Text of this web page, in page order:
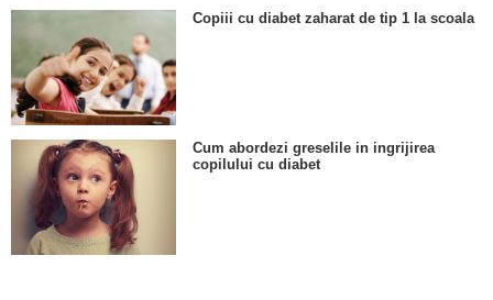
Copiii cu diabet zaharat de tip 1 la scoala
Cum abordezi greselile in ingrijirea
copilului cu diabet